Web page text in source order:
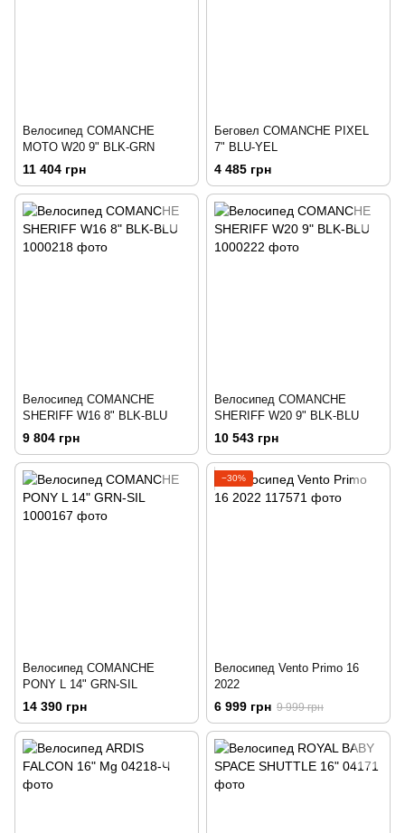
Велосипед COMANCHE
MOTO W20 9" BLK-GRN
11 404 грн
Беговел COMANCHE PIXEL
7" BLU-YEL
4 485 грн
Велосипед COMANCHE
SHERIFF W16 8" BLK-BLU
9 804 грн
Велосипед COMANCHE
SHERIFF W20 9" BLK-BLU
10 543 грн
Велосипед COMANCHE
PONY L 14" GRN-SIL
14 390 грн
−30%
Велосипед Vento Primo 16
2022
6 999 грн 9 999 грн